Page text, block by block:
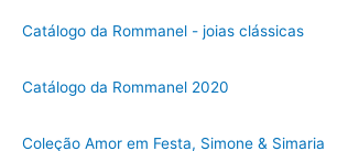
Catálogo da Rommanel - joias clássicas
Catálogo da Rommanel 2020
Coleção Amor em Festa, Simone & Simaria